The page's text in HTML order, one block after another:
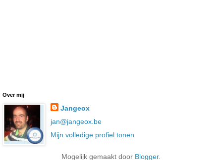
Over mij
Jangeox
jan@jangeox.be
Mijn volledige profiel tonen
Mogelijk gemaakt door Blogger.